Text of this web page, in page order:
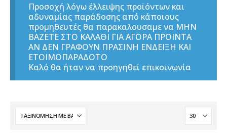
Προσοχή λόγω έλλειψης προϊόντων και
αδυναμίας παράδοσης από κάποιους
προμηθευτές θα παρακαλουσαμε να ΜΗΝ
ΒΑΖΕΤΕ ΣΤΟ ΚΑΛΑΘΙ ΓΙΑ ΑΓΟΡΑ ΠΡΟΙΝΤΑ
ΑΝ ΔΕΝ ΓΡΑΦΟΥΝ ΠΡΑΣΙΝΗ ΕΝΔΕΙΞΗ ΚΑΙ
ΕΤΟΙΜΟΠΑΡΑΔΟΤΟ
Καλό θα ήταν να προηγηθεί επικοινωνία